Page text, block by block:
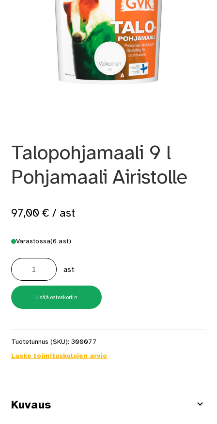
Talopohjamaali 9 l
Pohjamaali Airistolle
97,00 € / ast
Varastossa(6 ast)
Talopohjamaali
9
l
Pohjamaali
Airistolle
määrä
ast
Lisää ostoskoriin
Tuotetunnus (SKU): 300077
Laske toimituskulujen arvio
Kuvaus